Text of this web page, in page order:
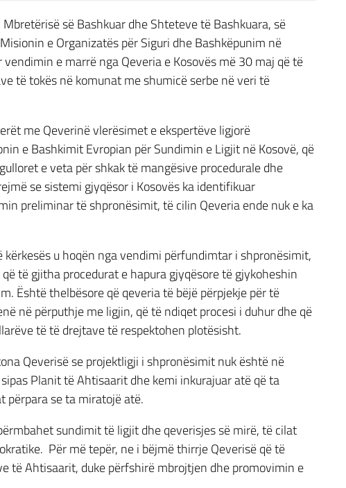
së Bashkuar dhe Shteteve të Bashkuara, së
e Organizatës për Siguri dhe Bashkëpunim në
e marrë nga Qeveria e Kosovës më 30 maj që të
të tokës në komunat me shumicë serbe në veri të
me Qeverinë vlerësimet e ekspertëve ligjorë
e Bashkimit Evropian për Sundimin e Ligjit në Kosovë, që
e veta për shkak të mangësive procedurale dhe
se sistemi gjyqësor i Kosovës ka identifikuar
preliminar të shpronësimit, të cilin Qeveria ende nuk e ka
u hoqën nga vendimi përfundimtar i shpronësimit,
të gjitha procedurat e hapura gjyqësore të gjykoheshin
Është thelbësore që qeveria të bëjë përpjekje për të
në përputhje me ligjin, që të ndiqet procesi i duhur dhe që
të të drejtave të respektohen plotësisht.
Qeverisë se projektligji i shpronësimit nuk është në
Planit të Ahtisaarit dhe kemi inkurajuar atë që ta
përpara se ta miratojë atë.
sundimit të ligjit dhe qeverisjes së mirë, të cilat
Për më tepër, ne i bëjmë thirrje Qeverisë që të
të Ahtisaarit, duke përfshirë mbrojtjen dhe promovimin e